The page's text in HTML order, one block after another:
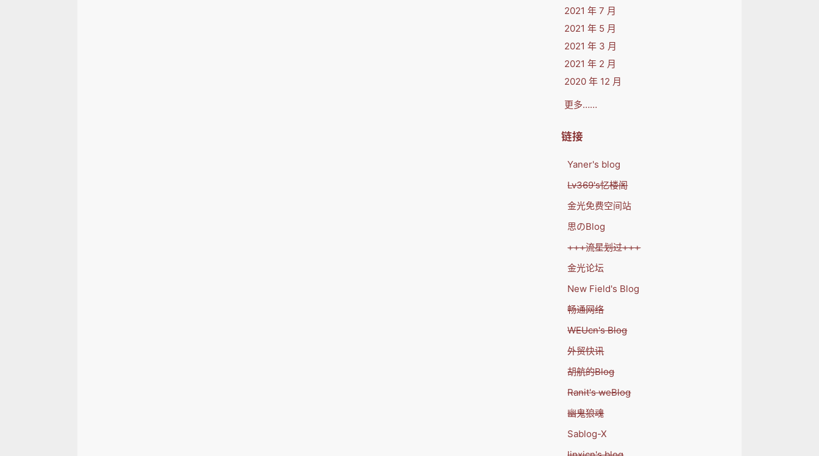
2021 年 7 月
2021 年 5 月
2021 年 3 月
2021 年 2 月
2020 年 12 月
更多……
链接
Yaner's blog
Lv369's忆楼阁
金光免费空间站
思のBlog
+++流星划过+++
金光论坛
New Field's Blog
畅通网络
WEUcn's Blog
外贸快讯
胡航的Blog
Ranit's weBlog
幽鬼狼魂
Sablog-X